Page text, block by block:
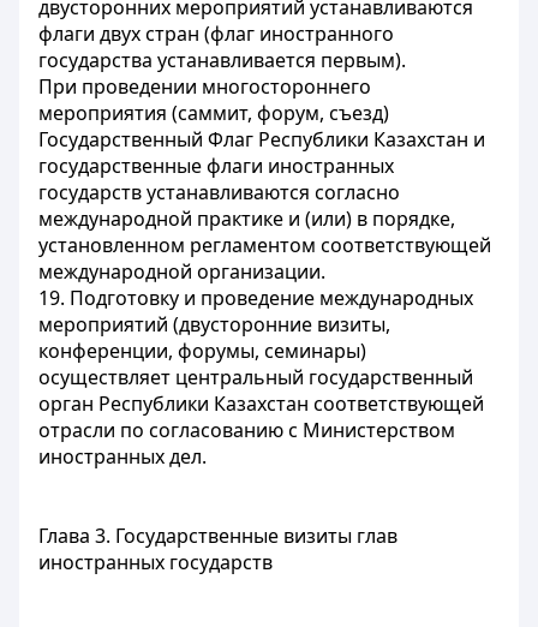
двусторонних мероприятий устанавливаются
флаги двух стран (флаг иностранного
государства устанавливается первым).
При проведении многостороннего
мероприятия (саммит, форум, съезд)
Государственный Флаг Республики Казахстан и
государственные флаги иностранных
государств устанавливаются согласно
международной практике и (или) в порядке,
установленном регламентом соответствующей
международной организации.
19. Подготовку и проведение международных
мероприятий (двусторонние визиты,
конференции, форумы, семинары)
осуществляет центральный государственный
орган Республики Казахстан соответствующей
отрасли по согласованию с Министерством
иностранных дел.
Глава 3. Государственные визиты глав
иностранных государств